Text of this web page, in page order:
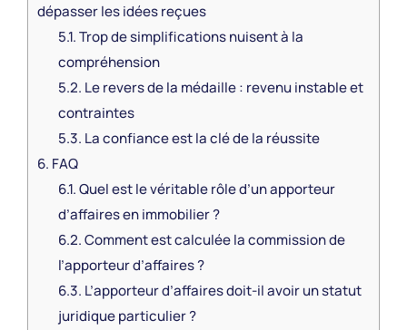
dépasser les idées reçues
5.1.Trop de simplifications nuisent à la
compréhension
5.2. Le revers de la médaille : revenu instable et
contraintes
5.3. La confiance est la clé de la réussite
6. FAQ
6.1.Quel est le véritable rôle d’un apporteur
d’affaires en immobilier ?
6.2.Comment est calculée la commission de
l’apporteur d’affaires ?
6.3. L’apporteur d’affaires doit-il avoir un statut
juridique particulier ?